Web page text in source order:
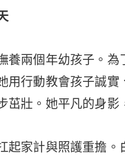
養兩個年幼孩子。
用行動教會孩子誠實
茁壯。她平凡的身影
起家計與照護重擔